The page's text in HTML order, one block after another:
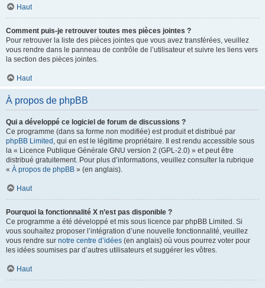
Haut
Comment puis-je retrouver toutes mes pièces jointes ?
Pour retrouver la liste des pièces jointes que vous avez transférées, veuillez
vous rendre dans le panneau de contrôle de l’utilisateur et suivre les liens vers
la section des pièces jointes.
Haut
À propos de phpBB
Qui a développé ce logiciel de forum de discussions ?
Ce programme (dans sa forme non modifiée) est produit et distribué par
phpBB Limited , qui en est le légitime propriétaire. Il est rendu accessible sous
la « Licence Publique Générale GNU version 2 (GPL-2.0) » et peut être
distribué gratuitement. Pour plus d’informations, veuillez consulter la rubrique
« À propos de phpBB » (en anglais).
Haut
Pourquoi la fonctionnalité X n’est pas disponible ?
Ce programme a été développé et mis sous licence par phpBB Limited. Si
vous souhaitez proposer l’intégration d’une nouvelle fonctionnalité, veuillez
vous rendre sur notre centre d’idées (en anglais) où vous pourrez voter pour
les idées soumises par d’autres utilisateurs et suggérer les vôtres.
Haut